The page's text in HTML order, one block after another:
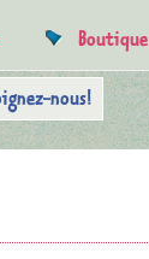
nous!
Boutique